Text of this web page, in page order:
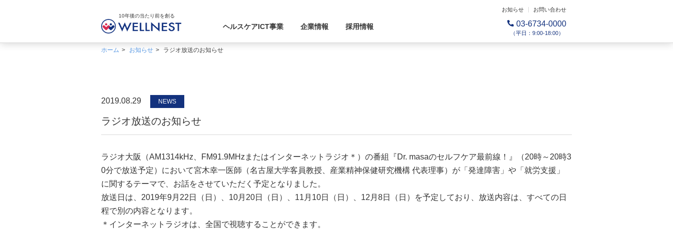
10年後の当たり前を創る
ヘルスケアICT事業 企業情報 採用情報
お知らせ お問い合わせ
03-6734-0000
（平日：9:00-18:00）
ホーム お知らせ ラジオ放送のお知らせ
2019.08.29 NEWS
ラジオ放送のお知らせ
ラジオ大阪（AM1314kHz、FM91.9MHzまたはインターネットラジオ＊）の番組『Dr. masaのセルフケア最前線！』（20時～20時3
0分で放送予定）において宮木幸一医師（名古屋大学客員教授、産業精神保健研究機構 代表理事）が「発達障害」や「就労支援」
に関するテーマで、お話をさせていただく予定となりました。
放送日は、2019年9月22日（日）、10月20日（日）、11月10日（日）、12月8日（日）を予定しており、放送内容は、すべての日
程で別の内容となります。
＊インターネットラジオは、全国で視聴することができます。